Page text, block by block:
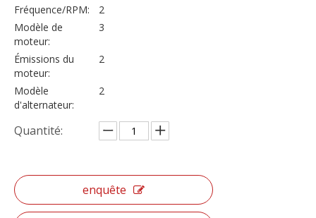
Fréquence/RPM:
2
Modèle de
moteur:
3
Émissions du
moteur:
2
Modèle
d'alternateur:
2
Quantité:
enquête